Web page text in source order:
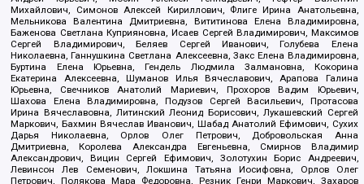
Михайлович, Симонов Алексей Кириллович, Флиге Ирина Анатольевна,
Мельникова Валентина Дмитриевна, Вититинова Елена Владимировна,
Баженова Светлана Куприяновна, Исаев Сергей Владимирович, Максимов
Сергей Владимирович, Беляев Сергей Иванович, Голубева Елена
Николаевна, Ганнушкина Светлана Алексеевна, Закс Елена Владимировна,
Буртина Елена Юрьевна, Гендель Людмила Залмановна, Кокорина
Екатерина Алексеевна, Шуманов Илья Вячеславович, Арапова Галина
Юрьевна, Свечников Анатолий Мариевич, Прохоров Вадим Юрьевич,
Шахова Елена Владимировна, Подузов Сергей Васильевич, Протасова
Ирина Вячеславовна, Литинский Леонид Борисович, Лукашевский Сергей
Маркович, Бахмин Вячеслав Иванович, Шабад Анатолий Ефимович, Сухих
Дарья Николаевна, Орлов Олег Петрович, Добровольская Анна
Дмитриевна, Королева Александра Евгеньевна, Смирнов Владимир
Александрович, Вицин Сергей Ефимович, Золотухин Борис Андреевич,
Левинсон Лев Семенович, Локшина Татьяна Иосифовна, Орлов Олег
Петрович, Полякова Мара Федоровна, Резник Генри Маркович, Захаров